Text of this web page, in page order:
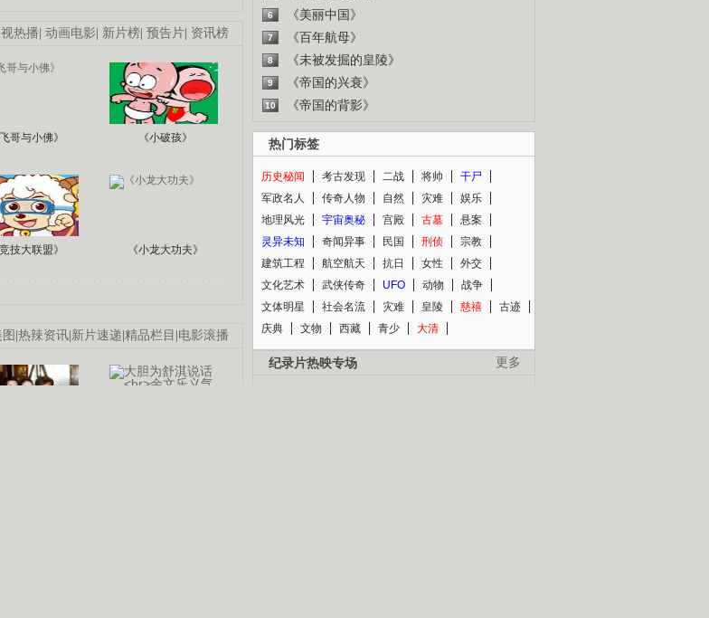
热播 动画电影 新片榜 预告片 资讯榜
飞哥与小佛》 《小破孩》
竞技大联盟》 《小龙大功夫》
热辣资讯 新片速递 精品栏目 电影滚播
6 《美丽中国》
7 《百年航母》
8 《未被发掘的皇陵》
9 《帝国的兴衰》
10 《帝国的背影》
热门标签
历史秘闻 考古发现 二战 将帅
干尸
军政名人
传奇人物 自然 灾难
娱乐
地理风光
宇宙奥秘 宫殿 古墓
悬案
灵异未知
奇闻异事 民国 刑侦
宗教
建筑工程
航空航天 抗日 女性
外交
文化艺术
武侠传奇 UFO 动物
战争
文体明星
社会名流 灾难 皇陵 慈禧
古迹
庆典
文物 西藏 青少 大清
更多
纪录片热映专场